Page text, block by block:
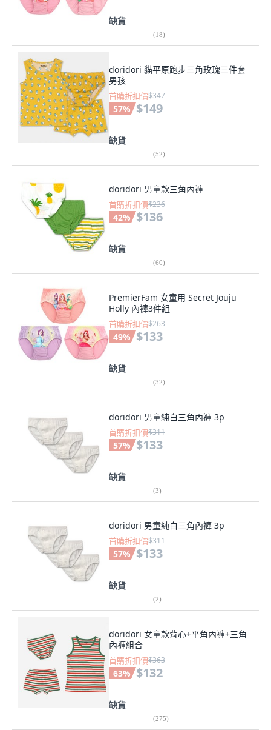
缺貨
(18)
doridori 貓平原跑步三角玫瑰三件套
男孩
首購折扣價$347
57% $149
缺貨
(52)
doridori 男童款三角內褲
首購折扣價$236
42% $136
缺貨
(60)
PremierFam 女童用 Secret Jouju
Holly 內褲3件組
首購折扣價$263
49% $133
缺貨
(32)
doridori 男童純白三角內褲 3p
首購折扣價$311
57% $133
缺貨
(3)
doridori 男童純白三角內褲 3p
首購折扣價$311
57% $133
缺貨
(2)
doridori 女童款背心+平角內褲+三角
內褲組合
首購折扣價$363
63% $132
缺貨
(275)